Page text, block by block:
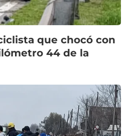
que chocó con
44 de la